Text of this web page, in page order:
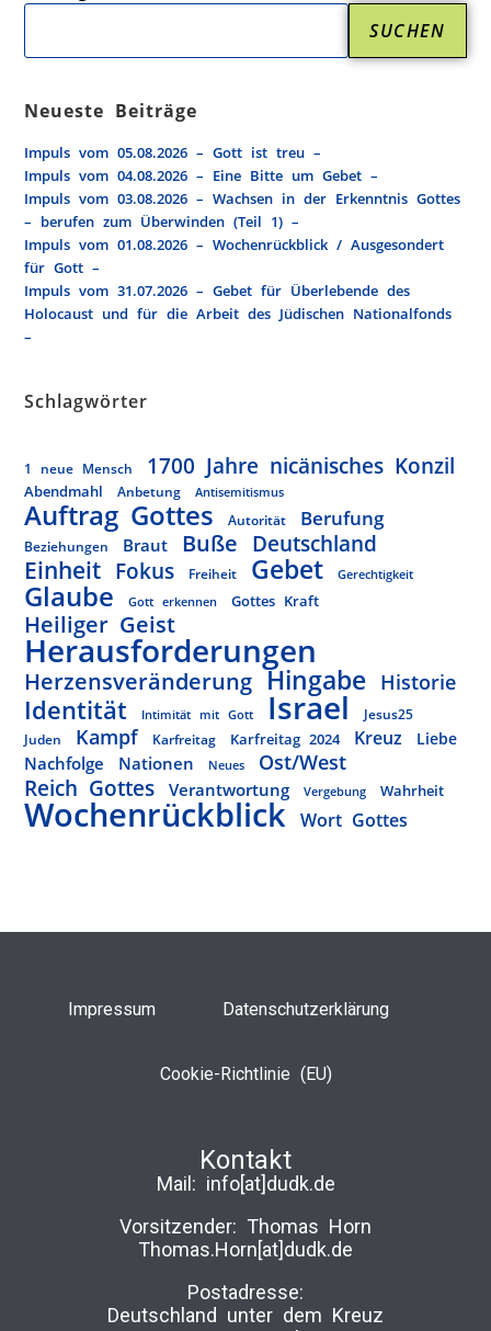
SUCHEN
Neueste Beiträge
Impuls vom 05.08.2026 – Gott ist treu –
Impuls vom 04.08.2026 – Eine Bitte um Gebet –
Impuls vom 03.08.2026 – Wachsen in der Erkenntnis Gottes
– berufen zum Überwinden (Teil 1) –
Impuls vom 01.08.2026 – Wochenrückblick / Ausgesondert
für Gott –
Impuls vom 31.07.2026 – Gebet für Überlebende des
Holocaust und für die Arbeit des Jüdischen Nationalfonds
–
Schlagwörter
1 neue Mensch 1700 Jahre nicänisches Konzil
Abendmahl Anbetung Antisemitismus
Auftrag Gottes Autorität Berufung
Beziehungen Braut Buße Deutschland
Einheit Fokus Freiheit Gebet Gerechtigkeit
Glaube Gott erkennen Gottes Kraft
Heiliger Geist
Herausforderungen
Herzensveränderung Hingabe Historie
Identität Intimität mit Gott Israel
Jesus25
Juden
Kampf Karfreitag Karfreitag 2024 Kreuz Liebe
Nachfolge Nationen Neues Ost/West
Reich Gottes Verantwortung Vergebung Wahrheit
Wochenrückblick Wort Gottes
Impressum Datenschutzerklärung
Cookie-Richtlinie (EU)
Kontakt
Mail: info[at]dudk.de
Vorsitzender: Thomas Horn
Thomas.Horn[at]dudk.de
Postadresse:
Deutschland unter dem Kreuz